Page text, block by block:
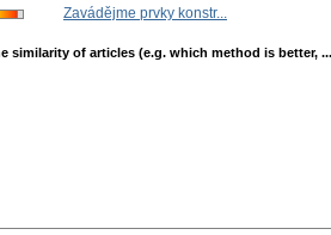
Zavádějme prvky konstr...
similarity of articles (e.g. which method is better,